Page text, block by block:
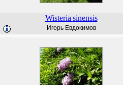
Wisteria sinensis
Игорь Евдокимов